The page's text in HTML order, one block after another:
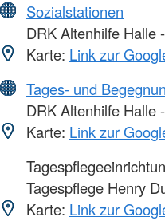
Sozialstationen
DRK Altenhilfe Halle
Karte: Link zur
Tages- und
DRK Altenhilfe Halle
Karte: Link zur
Tagespflege Henry
Karte: Link zur